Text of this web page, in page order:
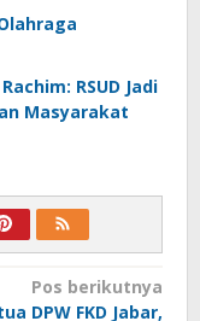
RSUD Jadi
Masyarakat
Pos berikutnya
DPW FKD Jabar,